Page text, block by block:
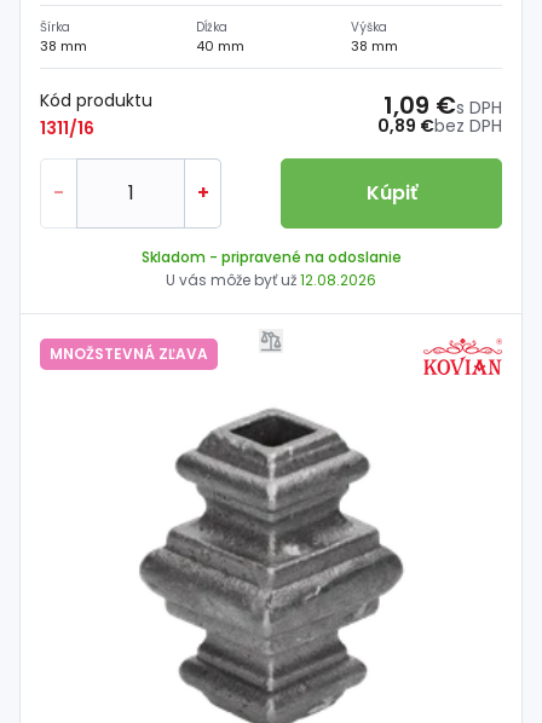
Šírka
38 mm
Dĺžka
40 mm
Výška
38 mm
Kód produktu
1311/16
0,89 €bez DPH
1,09 €s DPH
- + Kúpiť
Skladom - pripravené na odoslanie
U vás môže byť už12.08.2026
MNOŽSTEVNÁ ZĽAVA